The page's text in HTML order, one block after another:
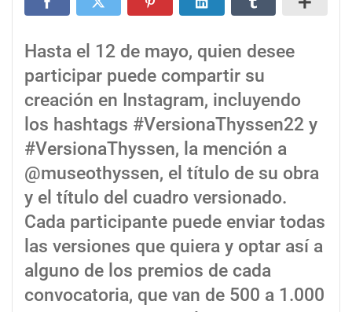
Hasta el 12 de mayo, quien desee
participar puede compartir su
creación en Instagram, incluyendo
los hashtags #VersionaThyssen22 y
#VersionaThyssen, la mención a
@museothyssen, el título de su obra
y el título del cuadro versionado.
Cada participante puede enviar todas
las versiones que quiera y optar así a
alguno de los premios de cada
convocatoria, que van de 500 a 1.000